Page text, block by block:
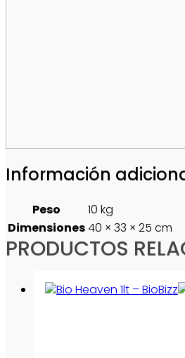
Información
Peso
10 kg
Dimensiones40 × 33 × 25 cm
PRODUCTOS